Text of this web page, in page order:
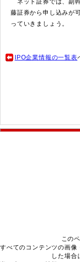
ネット証券では、副
藤証券から申し込みが
っていきましょう。
IPO企業情報の一覧表
この
すべてのコンテンツの画像
した場合